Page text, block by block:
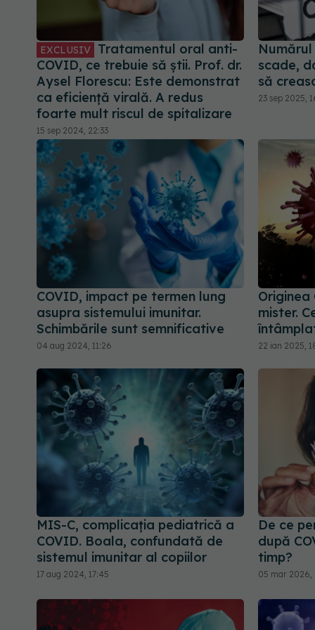
EXCLUSIV
Tratamentul oral anti-
COVID, ce trebuie să știi. Prof. dr.
Aysel Florescu: Este demonstrat
ca eficiență virală. A redus
foarte mult riscul de spitalizare
15 sep 2024, 22:33
scade,
să
23 sep 2025,
COVID, impact pe termen lung
asupra sistemului imunitar.
Schimbările sunt semnificative
04 aug 2024, 11:26
Originea
mister.
22 ian 2025,
MIS-C, complicația pediatrică a
COVID. Boala, confundată de
sistemul imunitar al copiilor
17 aug 2024, 17:45
De ce
după
timp?
05 mar 2026,